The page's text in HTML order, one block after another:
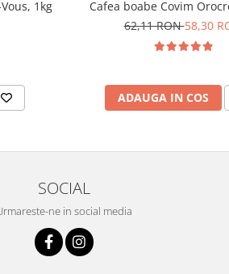
1kg
Cafea boabe Covim
62,11 RON58,30
ADAUGA IN COS
SOCIAL
ne in social media